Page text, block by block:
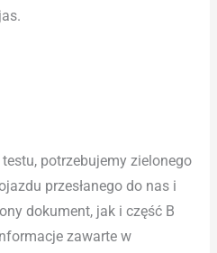
potrzebujemy zielonego
przesłanego do nas i
dokument, jak i część B
zawarte w